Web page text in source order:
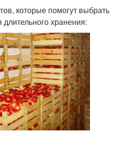
которые помогут выбрать
хранения: